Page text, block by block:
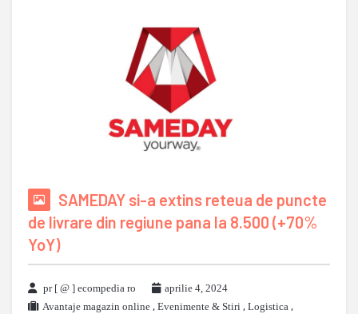
SAMEDAY si-a extins reteua de puncte
de livrare din regiune pana la 8.500 (+70%
YoY)
pr [ @ ] ecompedia ro
aprilie 4, 2024
Avantaje magazin online , Evenimente & Stiri , Logistica ,